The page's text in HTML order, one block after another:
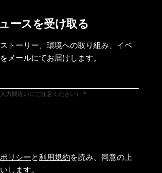
ースを受け取る
トーリー、環境への取り組み、イベ
メールにてお届けします。
力間違いにご注意ください）
リシーと利用規約を読み、同意の上
します。